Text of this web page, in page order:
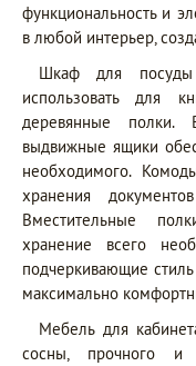
функциональность и
в любой интерьер,
Шкаф для
использовать для
деревянные полки.
выдвижные ящики
необходимого.
хранения
Вместительные
хранение всего
подчеркивающие
максимально
Мебель для
сосны, прочного и